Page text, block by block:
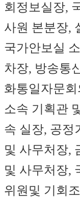
회정보실장,
사원 본분장,
국가안보실
차장, 방송통
화통일자문
소속 기획관
속 실장, 공정
및 사무처장,
및 사무처장,
위원및 기회